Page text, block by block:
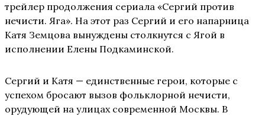
трейлер продолжения сериала «Сергий против
нечисти. Яга». На этот раз Сергий и его напарница
Катя Земцова вынуждены столкнутся с Ягой в
исполнении Елены Подкаминской.
Сергий и Катя — единственные герои, которые с
успехом бросают вызов фольклорной нечисти,
орудующей на улицах современной Москвы. В